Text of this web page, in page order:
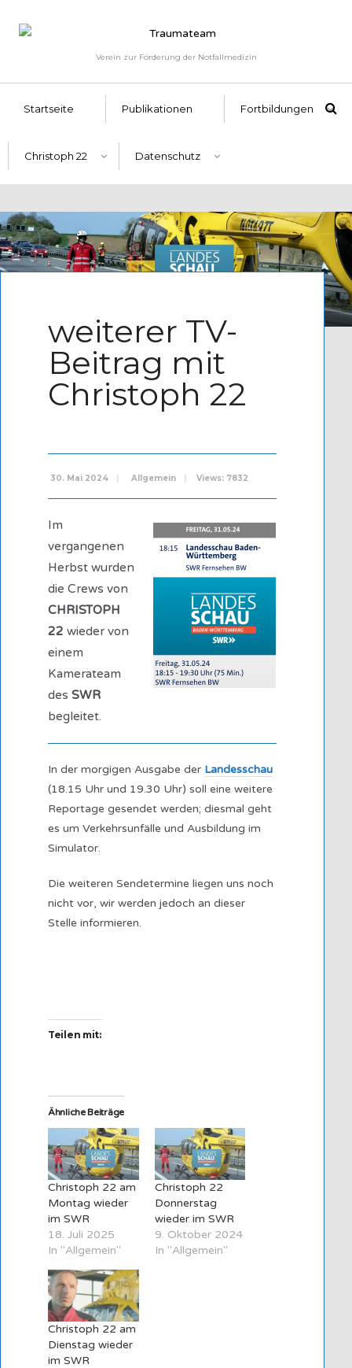
Verein zur Förderung der Notfallmedizin
Startseite Publikationen Fortbildungen
Christoph 22 Datenschutz
weiterer TV-
Beitrag mit
Christoph 22
30. Mai 2024 | Allgemein | Views: 7832
Im
vergangenen
Herbst wurden
die Crews von
CHRISTOPH
22 wieder von
einem
Kamerateam
des SWR
begleitet.
In der morgigen Ausgabe der Landesschau
(18.15 Uhr und 19.30 Uhr) soll eine weitere
Reportage gesendet werden; diesmal geht
es um Verkehrsunfälle und Ausbildung im
Simulator.
Die weiteren Sendetermine liegen uns noch
nicht vor, wir werden jedoch an dieser
Stelle informieren.
Teilen mit:
Ähnliche Beiträge
Christoph 22 am
Montag wieder
im SWR
18. Juli 2025
In "Allgemein"
Christoph 22
Donnerstag
wieder im SWR
9. Oktober 2024
In "Allgemein"
Christoph 22 am
Dienstag wieder
im SWR